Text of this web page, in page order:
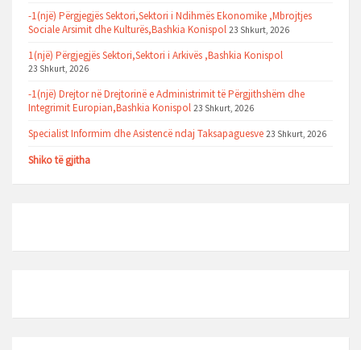
-1(një) Përgjegjës Sektori,Sektori i Ndihmës Ekonomike ,Mbrojtjes
Sociale Arsimit dhe Kulturës,Bashkia Konispol 23 Shkurt, 2026
1(një) Përgjegjës Sektori,Sektori i Arkivës ,Bashkia Konispol
23 Shkurt, 2026
-1(një) Drejtor në Drejtorinë e Administrimit të Përgjithshëm dhe
Integrimit Europian,Bashkia Konispol 23 Shkurt, 2026
Specialist Informim dhe Asistencë ndaj Taksapaguesve 23 Shkurt, 2026
Shiko të gjitha